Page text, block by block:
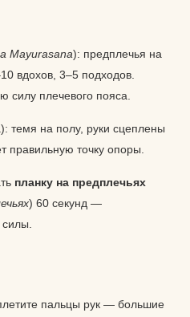
Mayurasana): предплечья на
вдохов, 3–5 подходов.
силу плечевого пояса.
темя на полу, руки сцеплены
правильную точку опоры.
планку на предплечьях
) 60 секунд —
пальцы рук — большие